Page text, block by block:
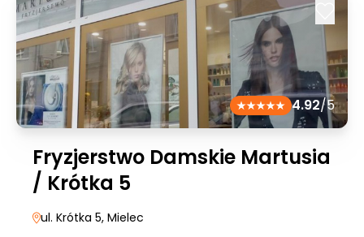
4.92/5
Fryzjerstwo Damskie Martusia
/ Krótka 5
ul. Krótka 5, Mielec